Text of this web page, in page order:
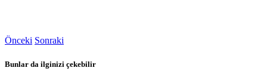
Önceki Sonraki
Bunlar da ilginizi çekebilir